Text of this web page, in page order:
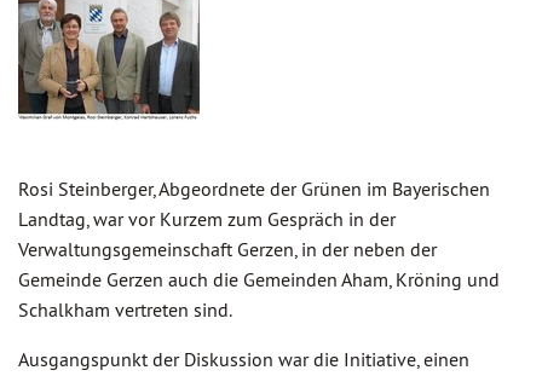
Rosi Steinberger, Abgeordnete der Grünen im Bayerischen
Landtag, war vor Kurzem zum Gespräch in der
Verwaltungsgemeinschaft Gerzen, in der neben der
Gemeinde Gerzen auch die Gemeinden Aham, Kröning und
Schalkham vertreten sind.
Ausgangspunkt der Diskussion war die Initiative, einen